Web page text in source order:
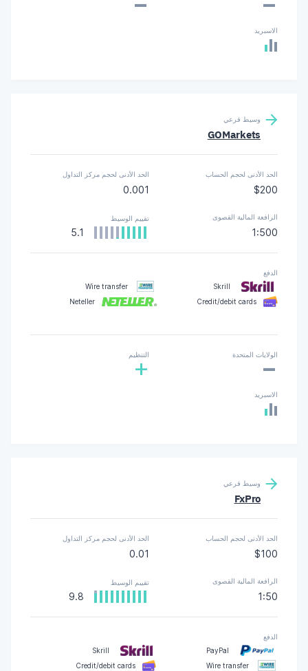
الاسبريد
وسيط فرعي
GOMarkets
الحد الأدنى لحجم الحساب
$200
الحد الأدنى لحجم مركز التداول
0.001
الرافعة المالية القصوى
1:500
تقييم الوسيط
5.1
الدفع
Skrill
Wire transfer
Credit/debit cards
Neteller
الولايات المتحدة
- التنظيم
+
الاسبريد
وسيط فرعي
FxPro
الحد الأدنى لحجم الحساب
$100
الحد الأدنى لحجم مركز التداول
0.01
الرافعة المالية القصوى
1:50
تقييم الوسيط
9.8
الدفع
PayPal
Skrill
Wire transfer
Credit/debit cards